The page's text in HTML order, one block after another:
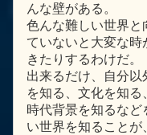
んな壁がある。
色んな難しい世界と
ていないと大変な時
きたりするわけだ。
出来るだけ、自分
を知る、文化を知る
時代背景を知るな
い世界を知ることが